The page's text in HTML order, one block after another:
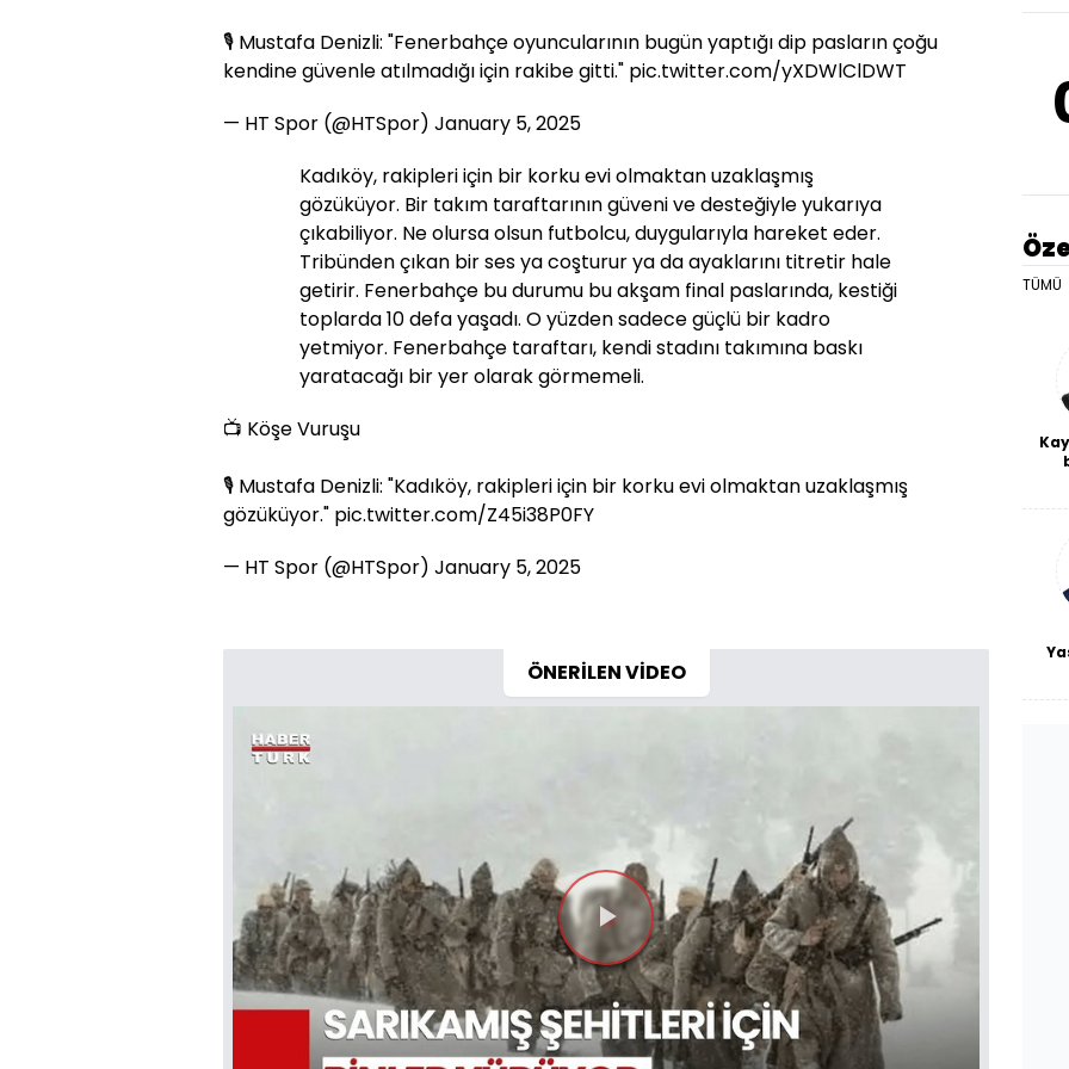
🎙️ Mustafa Denizli: "Fenerbahçe oyuncularının bugün yaptığı dip pasların çoğu
kendine güvenle atılmadığı için rakibe gitti." pic.twitter.com/yXDWlClDWT
— HT Spor (@HTSpor) January 5, 2025
Kadıköy, rakipleri için bir korku evi olmaktan uzaklaşmış
gözüküyor. Bir takım taraftarının güveni ve desteğiyle yukarıya
çıkabiliyor. Ne olursa olsun futbolcu, duygularıyla hareket eder.
Tribünden çıkan bir ses ya coşturur ya da ayaklarını titretir hale
getirir. Fenerbahçe bu durumu bu akşam final paslarında, kestiği
toplarda 10 defa yaşadı. O yüzden sadece güçlü bir kadro
yetmiyor. Fenerbahçe taraftarı, kendi stadını takımına baskı
yaratacağı bir yer olarak görmemeli.
📺 Köşe Vuruşu
🎙️ Mustafa Denizli: "Kadıköy, rakipleri için bir korku evi olmaktan uzaklaşmış
gözüküyor." pic.twitter.com/Z45i38P0FY
— HT Spor (@HTSpor) January 5, 2025
ÖNERİLEN VİDEO
Videoyu
Oynat
TÜMÜ